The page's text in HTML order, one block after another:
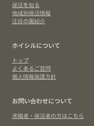
保活を知る
地域別保活情報
注目の園紹介
ホイシルについて
トップ
よくあるご質問
個人情報保護方針
お問い合わせについて
求職者・保活者の方はこちら